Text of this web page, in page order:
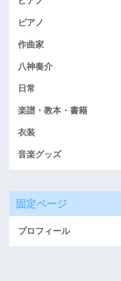
ピアノ
作曲家
八神奏介
日常
楽譜・教本・書籍
衣装
音楽グッズ
固定ページ
プロフィール